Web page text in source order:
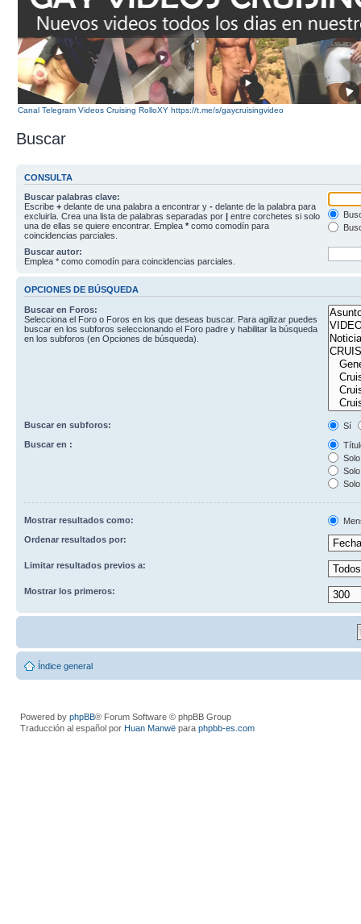
Canal Telegram Videos Cruising RolloXY https://t.me/s/gaycruisingvideo
Buscar
CONSULTA
Buscar palabras clave:
Escribe + delante de una palabra a encontrar y - delante de la palabra para
excluirla. Crea una lista de palabras separadas por | entre corchetes si solo
una de ellas se quiere encontrar. Emplea * como comodín para
coincidencias parciales.
Buscar autor:
Emplea * como comodín para coincidencias parciales.
OPCIONES DE BÚSQUEDA
Buscar en Foros:
Selecciona el Foro o Foros en los que deseas buscar. Para agilizar puedes
buscar en los subforos seleccionando el Foro padre y habilitar la búsqueda
en los subforos (en Opciones de búsqueda).
Buscar en subforos:
Sí
Buscar en :
Mostrar resultados como:
Ordenar resultados por:
Limitar resultados previos a:
Mostrar los primeros:
Índice general
Powered by phpBB® Forum Software © phpBB Group
Traducción al español por Huan Manwë para phpbb-es.com